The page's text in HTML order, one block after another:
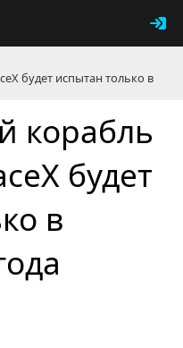
будет испытан только в
корабль
будет
в